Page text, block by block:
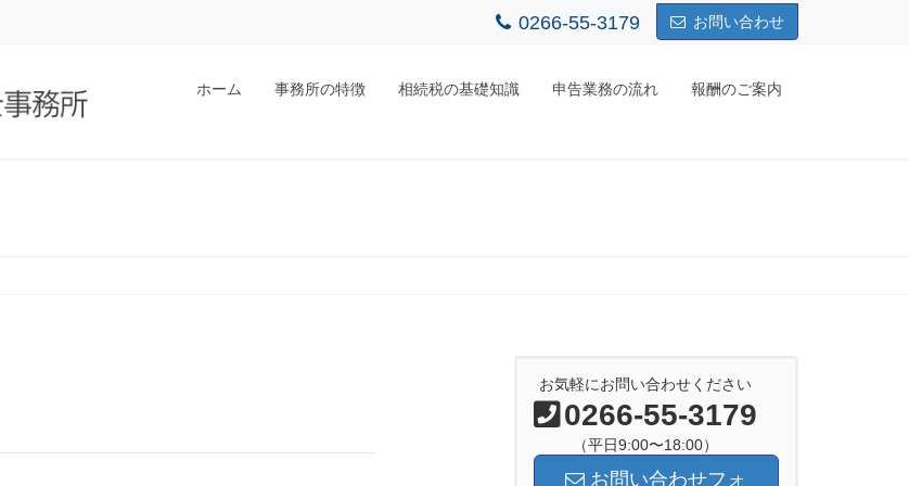
0266-55-3179 お問い合わせ
ホーム 事務所の特徴 相続税の基礎知識 申告業務の流れ 報酬のご案内
お気軽にお問い合わせください
0266-55-3179
（平日9:00〜18:00）
お問い合わせフォ